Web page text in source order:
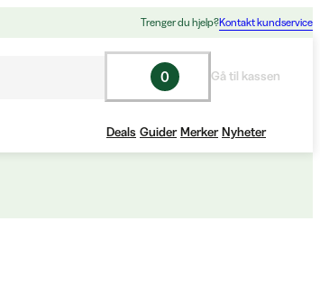
Trenger du hjelp?Kontakt kundservice
0 Gå til kassen
Deals Guider Merker Nyheter